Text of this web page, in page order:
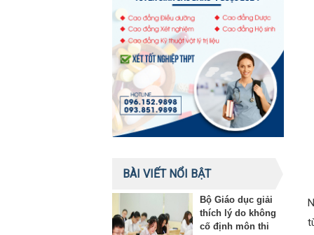
BÀI VIẾT NỔI BẬT
Bộ Giáo dục giải
thích lý do không
cố định môn thi